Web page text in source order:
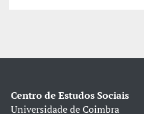
Centro de Estudos Sociais
Universidade de Coimbra